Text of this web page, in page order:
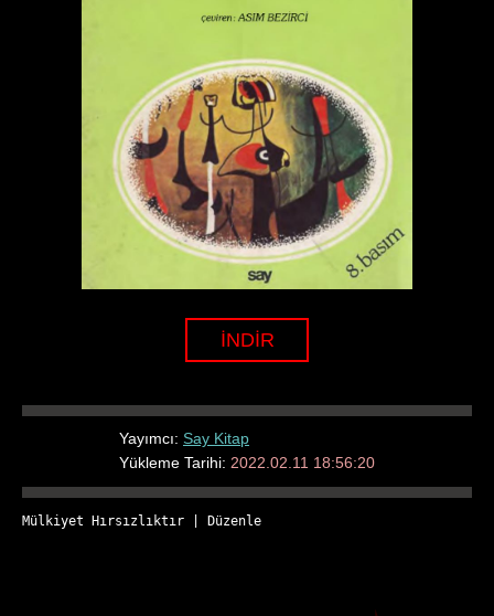
İNDİR
Yayımcı: Say Kitap
Yükleme Tarihi: 2022.02.11 18:56:20
Mülkiyet Hırsızlıktır Düzenle